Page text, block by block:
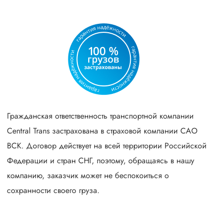
Гражданская ответственность транспортной компании
Central Trans застрахована в страховой компании САО
ВСК. Договор действует на всей территории Российской
Федерации и стран СНГ, поэтому, обращаясь в нашу
компанию, заказчик может не беспокоиться о
сохранности своего груза.